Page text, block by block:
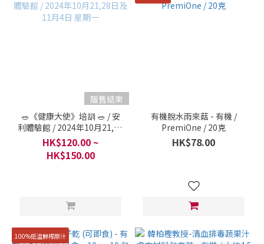
販售結束
🥗《健康大使》培訓 🥗 / 安
利體驗館 / 2024年10月21,28
日及11月4日 星期一
HK$120.00 ~
HK$150.00
有機脫水雨來菇 - 有機 /
PremiOne / 20克
HK$78.00
100%低溫鮮榨原汁